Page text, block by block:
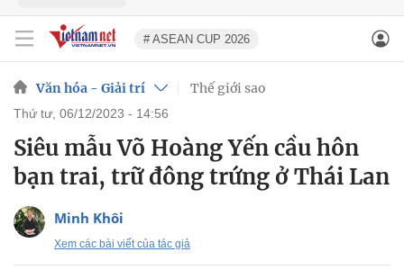
# ASEAN CUP 2026
Văn hóa - Giải trí Thế giới sao
thứ tư, 06/12/2023 - 14:56
Siêu mẫu Võ Hoàng Yến cầu hôn
bạn trai, trữ đông trứng ở Thái Lan
Minh Khôi
Xem các bài viết của tác giả